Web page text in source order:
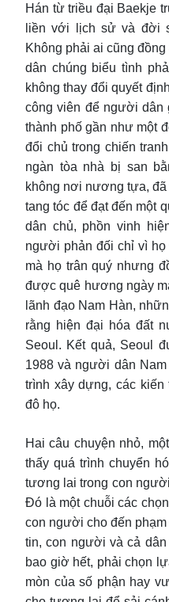
Hán từ triều đại Baekje
liền với lịch sử và đời
Không phải ai cũng
dân chúng biểu tình
không thay đổi quyết
công viên để người dân
thành phố gần như một
đổi chủ trong chiến
ngàn tòa nhà bị san
không nơi nương tựa,
tang tóc để đạt đến một
dân chủ, phồn vinh
người phản đối chỉ vì
mà họ trân quý nhưng
được quê hương ngày
lãnh đạo Nam Hàn,
rằng hiện đại hóa đất
Seoul. Kết quả, Seoul
1988 và người dân
trình xây dựng, các kiến
đô họ.
Hai câu chuyện nhỏ,
thấy quá trình chuyển
tương lai trong con
Đó là một chuỗi các
con người cho đến
tin, con người và cả
bao giờ hết, phải chọn
mòn của số phận hay